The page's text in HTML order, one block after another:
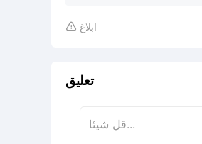
 ابلاغ
تعليق